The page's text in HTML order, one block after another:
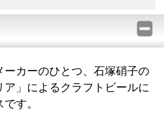
ーカーのひとつ、石塚硝子の
ア」によるクラフトビールに
す。